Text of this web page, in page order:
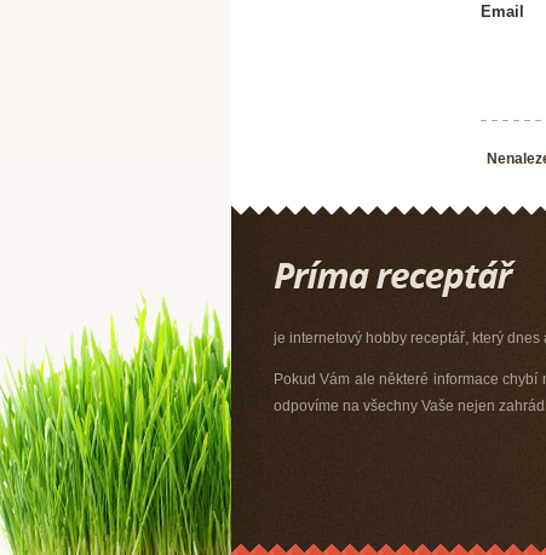
Email
je internetový hobby receptář, který
Pokud Vám ale některé informace
odpovíme na všechny Vaše nejen